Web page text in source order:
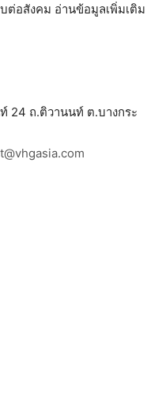
ต่อสังคม อ่านข้อมูลเพิ่มเติม
24 ถ.ติวานนท์ ต.บางกระ